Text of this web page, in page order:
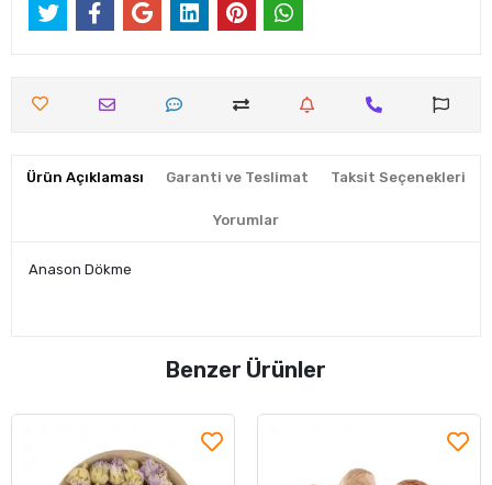
Ürün Açıklaması Garanti ve Teslimat Taksit Seçenekleri
Yorumlar
Anason Dökme
Benzer Ürünler